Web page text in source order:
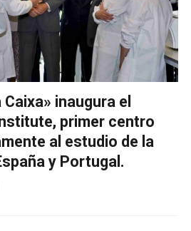
inaugura el
primer centro
al estudio de la
y Portugal.